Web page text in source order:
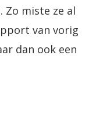
Zo miste ze al
van vorig
dan ook een